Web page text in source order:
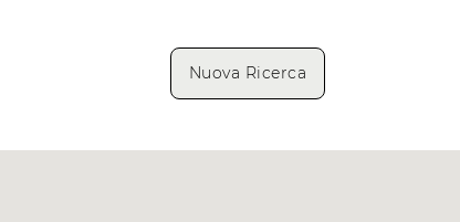
Nuova Ricerca